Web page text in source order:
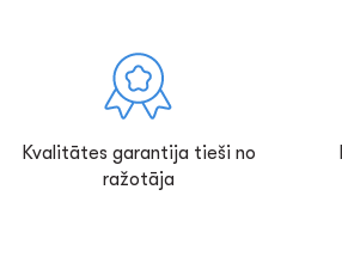
Kvalitātes garantija tieši no
ražotāja